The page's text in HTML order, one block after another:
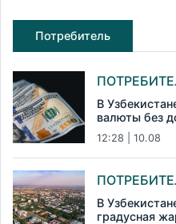
Потребитель
В
валюты без
12:28 | 10.08
В
градусная